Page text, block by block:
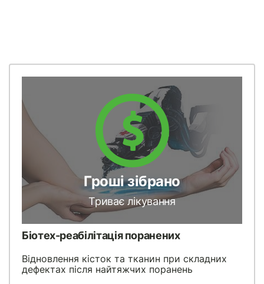
Гроші зібрано
Триває лікування
Біотех-реабілітація поранених
Відновлення кісток та тканин при складних
дефектах після найтяжчих поранень